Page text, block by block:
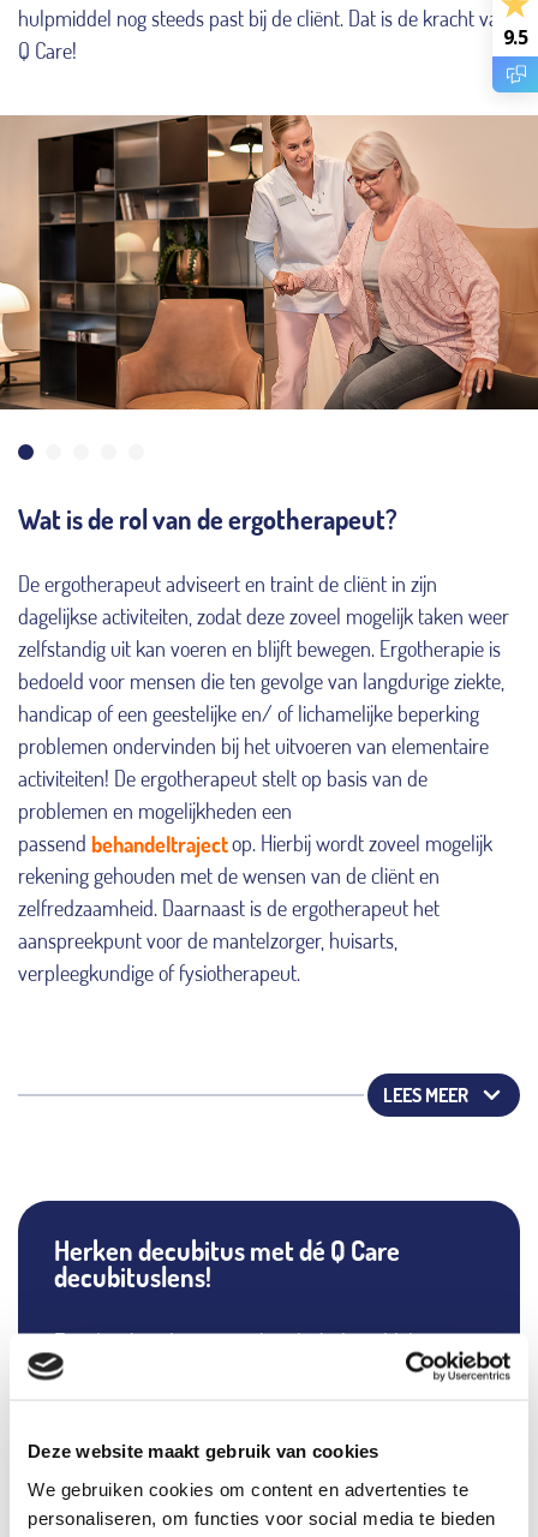
Deze website maakt gebruik van cookies
We gebruiken cookies om content en advertenties te
personaliseren, om functies voor social media te bieden
9.5
hulpmiddel nog steeds past bij de cliënt. Dat is de kracht van
Q Care!
Wat is de rol van de ergotherapeut?
De ergotherapeut adviseert en traint de cliënt in zijn
dagelijkse activiteiten, zodat deze zoveel mogelijk taken weer
zelfstandig uit kan voeren en blijft bewegen. Ergotherapie is
bedoeld voor mensen die ten gevolge van langdurige ziekte,
handicap of een geestelijke en/ of lichamelijke beperking
problemen ondervinden bij het uitvoeren van elementaire
activiteiten! De ergotherapeut stelt op basis van de
problemen en mogelijkheden een
passend behandeltrajectop. Hierbij wordt zoveel mogelijk
rekening gehouden met de wensen van de cliënt en
zelfredzaamheid. Daarnaast is de ergotherapeut het
aanspreekpunt voor de mantelzorger, huisarts,
verpleegkundige of fysiotherapeut.
LEES MEER
Herken decubitus met dé Q Care
decubituslens!
Een decubituslens is een handig hulpmiddel voor
zorgprofessionals om
decubitus classificatie
decubituslens maakt onderscheid tussen
men niet tijdig een decubitus categorie I